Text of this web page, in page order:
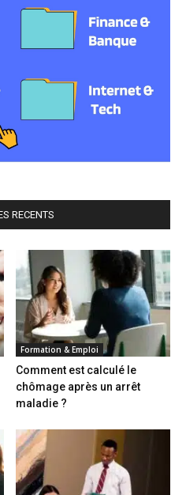
RECENTS
Formation & Emploi
Comment est calculé le
chômage après un arrêt
maladie ?